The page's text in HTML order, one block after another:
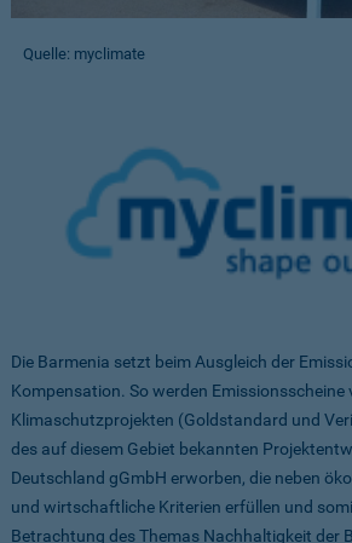
Quelle: myclimate
Die Barmenia setzt beim Ausgleich der
Kompensation. So werden Emissionsscheine
Klimaschutzprojekten (Goldstandard und
des auf diesem Gebiet bekannten
Deutschland gGmbH erworben, die neben
und wirtschaftliche Kriterien erfüllen und
Betrachtung des Themas Nachhaltigkeit der